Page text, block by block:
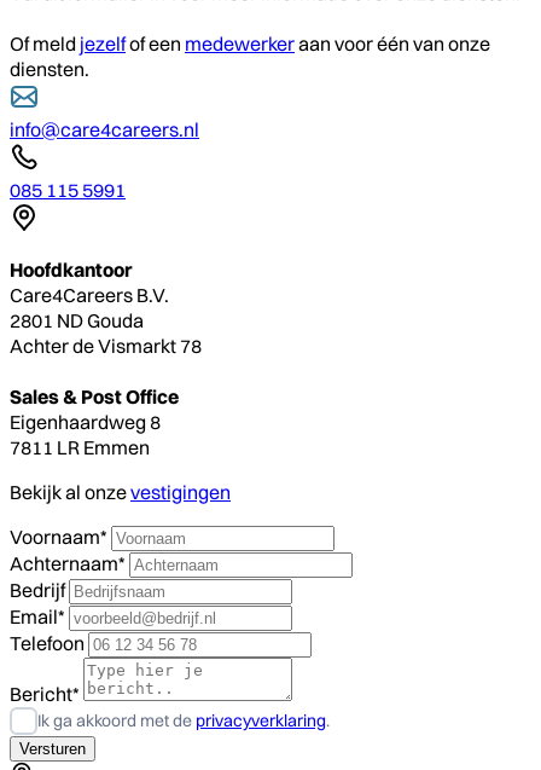
Of meld jezelfof een medewerkeraan voor één van onze
diensten.
info@care4careers.nl
085 115 5991
Hoofdkantoor
Care4Careers B.V.
2801 ND Gouda
Achter de Vismarkt 78
Sales & Post Office
Eigenhaardweg 8
7811 LR Emmen
Bekijk al onzevestigingen
Voornaam*
Achternaam*
Bedrijf
Email*
Telefoon
Bericht*
Ik ga akkoord met de privacyverklaring.